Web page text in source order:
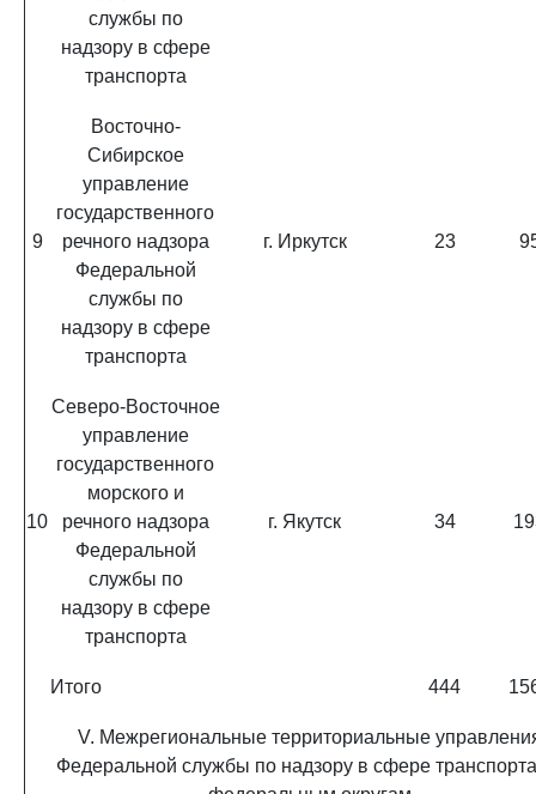
службы по
надзору в сфере
транспорта
9
Восточно-
Сибирское
управление
государственного
речного надзора
Федеральной
службы по
надзору в сфере
транспорта
г. Иркутск 23
10
Северо-Восточное
управление
государственного
морского и
речного надзора
Федеральной
службы по
надзору в сфере
транспорта
г. Якутск 34
Итого 444
V. Межрегиональные территориальные
Федеральной службы по надзору в сфере